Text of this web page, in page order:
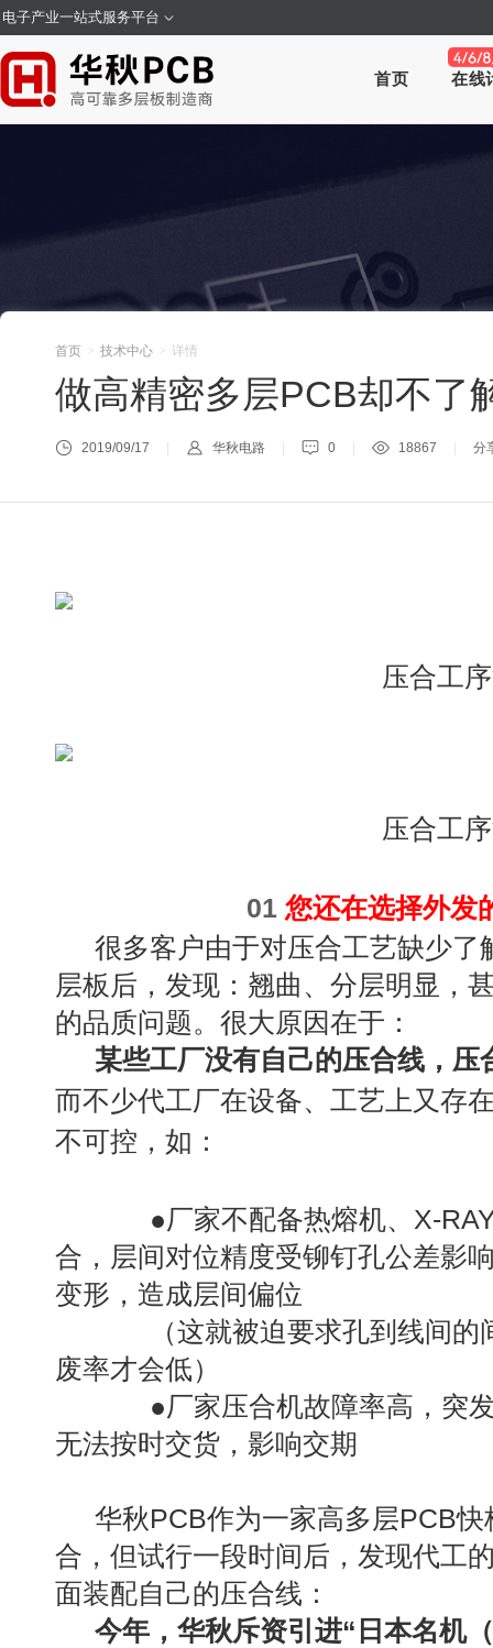
电子产业一站式服务平台
首页 在线
首页 > 技术中心 > 详情
做高精密多层PCB却不了
2019/09/17 华秋电路 0 18867 分
压合工序
压合工序
01您还在选择外发
很多客户由于对压合工艺缺少了
层板后，发现：翘曲、分层明显，
的品质问题。 很大原因在于：
某些工厂没有自己的压合线，压
而不少代工厂在设备、工艺上又存
不可控，如：
●厂家不配备热熔机、X-RAY
合，层间对位精度受铆钉孔公差影
变形，造成层间偏位
（这就被迫要求孔到线间的
废率才会低）
●厂家压合机故障率高，突发
无法按时交货，影响交期
华秋PCB作为一家高多层PCB
合，但试行一段时间后，发现代工
面装配自己的压合线：
今年，华秋斥资引进“日本名机